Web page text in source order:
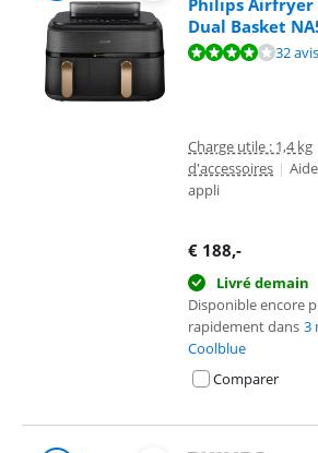
Philips Airfryer
Dual Basket
La note est de 8,4 sur 10, basée sur 32 avis.32 avis
Charge utile : 1,4 kg
d'accessoires |
appli
€ 188,-
Livré demain
Disponible encore
rapidement dans 3
Coolblue
Comparer